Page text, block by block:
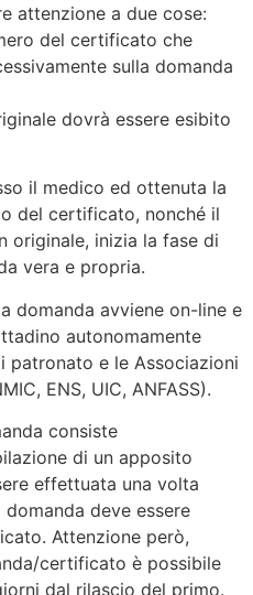
attenzione a due cose:
del certificato che
sulla domanda
dovrà essere esibito
il medico ed ottenuta la
del certificato, nonché il
originale, inizia la fase di
vera e propria.
domanda avviene on-line e
autonomamente
patronato e le Associazioni
ENS, UIC, ANFASS).
consiste
di un apposito
effettuata una volta
deve essere
Attenzione però,
certificato è possibile
dal rilascio del primo.